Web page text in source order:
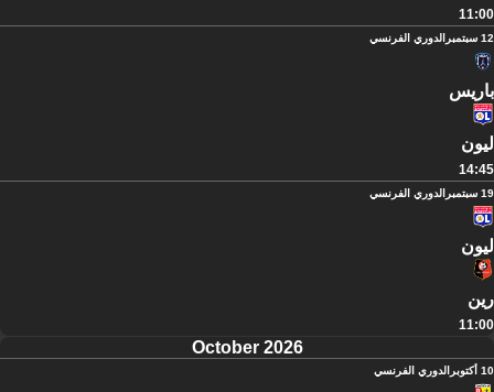
11:00
12 سبتمبر الدوري الفرنسي
باريس
ليون
14:45
19 سبتمبر الدوري الفرنسي
ليون
رين
11:00
October 2026
10 أكتوبر الدوري الفرنسي